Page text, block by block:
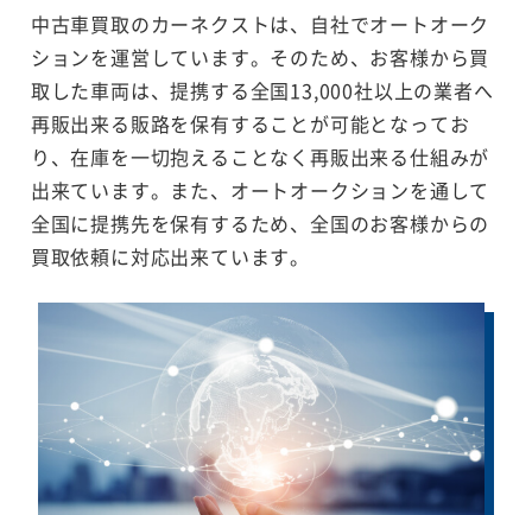
中古車買取のカーネクストは、自社でオートオーク
ションを運営しています。そのため、お客様から買
取した車両は、提携する全国13,000社以上の業者へ
再販出来る販路を保有することが可能となってお
り、在庫を一切抱えることなく再販出来る仕組みが
出来ています。また、オートオークションを通して
全国に提携先を保有するため、全国のお客様からの
買取依頼に対応出来ています。